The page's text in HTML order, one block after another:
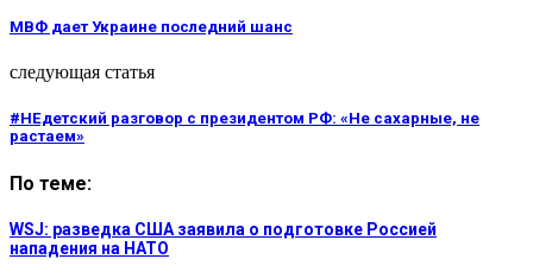
МВФ дает Украине последний шанс
следующая статья
#НЕдетский разговор с президентом РФ: «Не сахарные, не
растаем»
По теме:
WSJ: разведка США заявила о подготовке Россией
нападения на НАТО